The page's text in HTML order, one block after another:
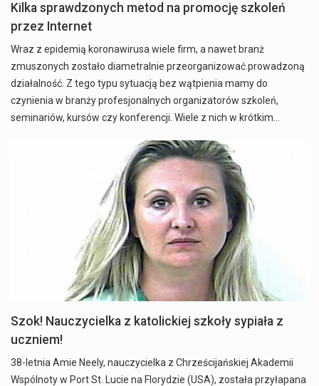
Kilka sprawdzonych metod na promocję szkoleń
przez Internet
Wraz z epidemią koronawirusa wiele firm, a nawet branż
zmuszonych zostało diametralnie przeorganizować prowadzoną
działalność. Z tego typu sytuacją bez wątpienia mamy do
czynienia w branży profesjonalnych organizatorów szkoleń,
seminariów, kursów czy konferencji. Wiele z nich w krótkim…
Szok! Nauczycielka z katolickiej szkoły sypiała z
uczniem!
38-letnia Amie Neely, nauczycielka z Chrześcijańskiej Akademii
Wspólnoty w Port St. Lucie na Florydzie (USA), została przyłapana